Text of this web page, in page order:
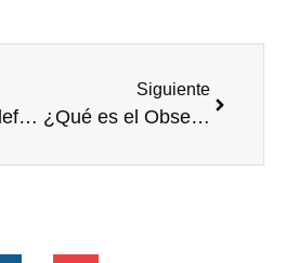
Voluntarios Telefónica recibe el premio al mejor programa de Voluntariado Corporativo
Siguiente
¿Qué es el Observatorio de Voluntariado Corporativo?